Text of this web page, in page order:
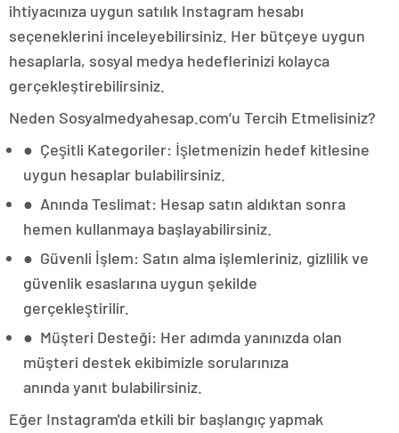
ihtiyacınıza uygun satılık Instagram hesabı
seçeneklerini inceleyebilirsiniz. Her bütçeye uygun
hesaplarla, sosyal medya hedeflerinizi kolayca
gerçekleştirebilirsiniz.
Neden Sosyalmedyahesap.com’u Tercih Etmelisiniz?
● Çeşitli Kategoriler: İşletmenizin hedef kitlesine
uygun hesaplar bulabilirsiniz.
● Anında Teslimat: Hesap satın aldıktan sonra
hemen kullanmaya başlayabilirsiniz.
● Güvenli İşlem: Satın alma işlemleriniz, gizlilik ve
güvenlik esaslarına uygun şekilde
gerçekleştirilir.
● Müşteri Desteği: Her adımda yanınızda olan
müşteri destek ekibimizle sorularınıza
anında yanıt bulabilirsiniz.
Eğer Instagram'da etkili bir başlangıç yapmak